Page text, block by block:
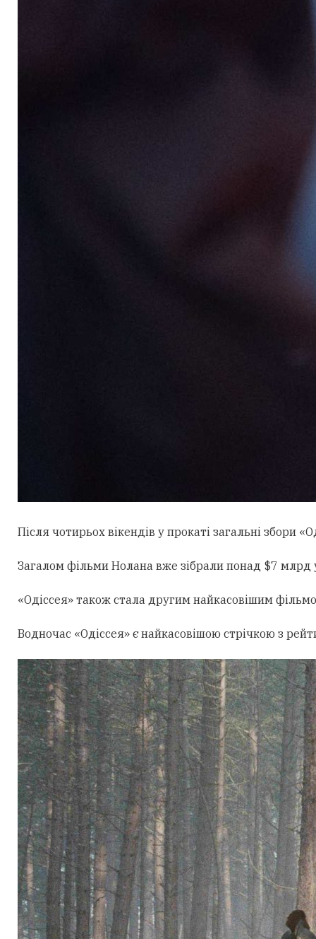
Після чотирьох вікендів у прокаті загальні
Загалом фільми Нолана вже зібрали понад $7 млрд
«Одіссея» також стала другим найкасовішим
Водночас «Одіссея» є найкасовішою стрічкою з